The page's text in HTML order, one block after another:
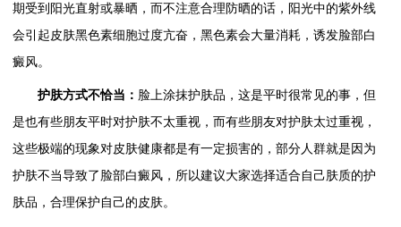
期受到阳光直射或暴晒，而不注意合理防晒的话，阳光中的紫外线
会引起皮肤黑色素细胞过度亢奋，黑色素会大量消耗，诱发脸部白
癜风。
护肤方式不恰当： 脸上涂抹护肤品，这是平时很常见的事，但
是也有些朋友平时对护肤不太重视，而有些朋友对护肤太过重视，
这些极端的现象对皮肤健康都是有一定损害的，部分人群就是因为
护肤不当导致了脸部白癜风，所以建议大家选择适合自己肤质的护
肤品，合理保护自己的皮肤。